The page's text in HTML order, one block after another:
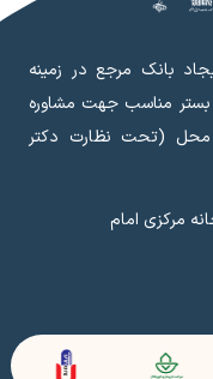
بانک مرجع در زمینه
بستر مناسب جهت مشاوره
محل (تحت نظارت دکتر
مرکزی امام